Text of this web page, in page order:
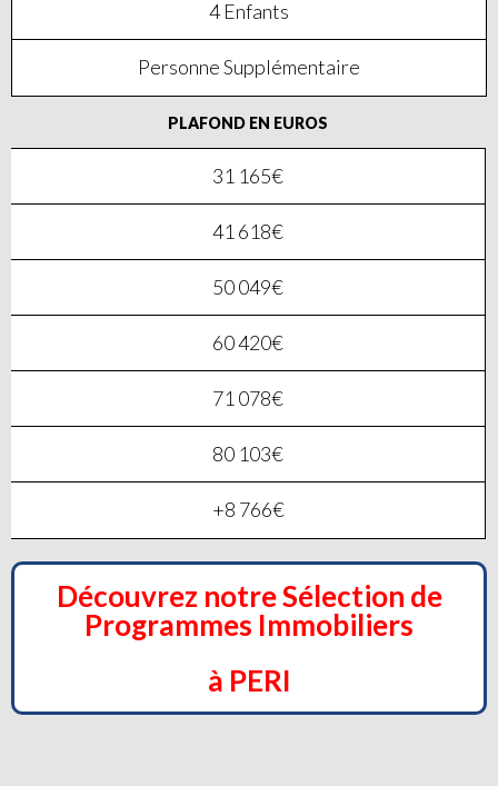
4 Enfants
Personne Supplémentaire
PLAFOND EN EUROS
31 165€
41 618€
50 049€
60 420€
71 078€
80 103€
+8 766€
Découvrez notre Sélection de
Programmes Immobiliers
à PERI